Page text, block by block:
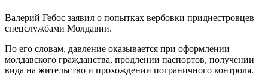
Валерий Гебос заявил о попытках вербовки приднестровцев
спецслужбами Молдавии.
По его словам, давление оказывается при оформлении
молдавского гражданства, продлении паспортов, получении
вида на жительство и прохождении пограничного контроля.